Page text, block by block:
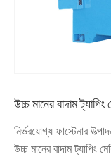
উচ্চ মানের বাদাম ট্যাপিং
নির্ভরযোগ্য ফাস্টেনার
উচ্চ মানের বাদাম ট্যাপিং